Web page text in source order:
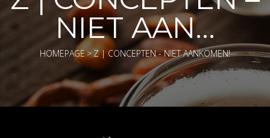
NIET AAN...
HOMEPAGE>Z | CONCEPTEN - NIET AANKOMEN!